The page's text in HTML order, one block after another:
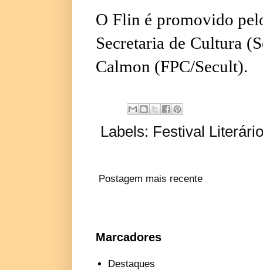
O Flin é promovido
Secretaria de Cultura
Calmon (FPC/Secult).
Labels: Festival
Postagem mais recente
Marcadores
Destaques